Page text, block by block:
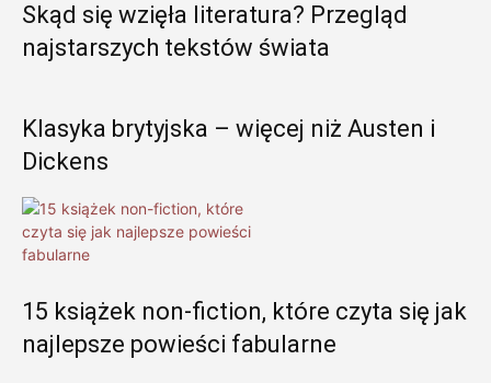
Skąd się wzięła literatura? Przegląd
najstarszych tekstów świata
Klasyka brytyjska – więcej niż Austen i
Dickens
15 książek non-fiction, które czyta się jak
najlepsze powieści fabularne